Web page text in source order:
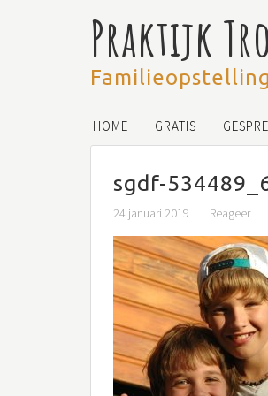
Praktijk
HOME GRATIS
sgdf-
24 januari 2019 Reageer